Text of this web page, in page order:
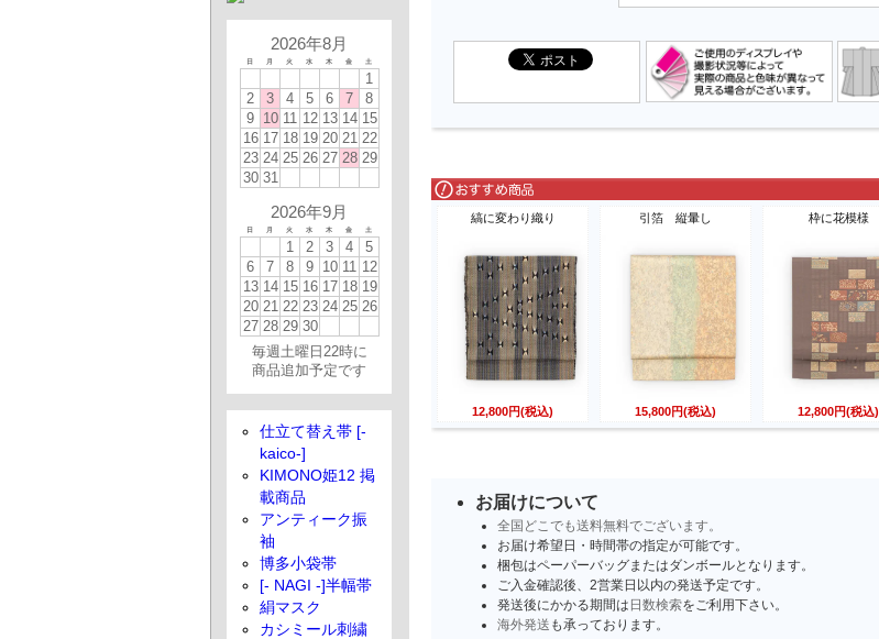
縞に変わり織り
12,800円(税込)
引箔 縦暈し
15,800円(税込)
枠に花模様
12,800円(税込)
お届けについて
全国どこでも送料無料でございます。
お届け希望日・時間帯の指定が可能です。
梱包はペーパーバッグまたはダンボールとなります。
ご入金確認後、2営業日以内の発送予定です。
発送後にかかる期間は 日数検索をご利用下さい。
海外発送 も承っております。
2026年8月
日 月 火 水 木 金 土
1
2
3 4 5 6 7
8
9 10 11 12 13 14 15
16 17 18 19 20 21 22
23 24 25 26 27 28 29
30 31
2026年9月
日 月 火 水 木 金 土
1 2 3 4
5
6
7 8 9 10 11 12
13 14 15 16 17 18 19
20 21 22 23 24 25 26
27 28 29 30
毎週土曜日22時に
商品追加予定です
仕立て替え帯 [-
kaico-]
KIMONO姫12 掲
載商品
アンティーク振
袖
博多小袋帯
[- NAGI -]半幅帯
絹マスク
カシミール刺繍